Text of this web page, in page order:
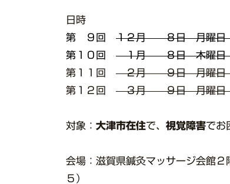
日時
第 ９回 １２月 ８日 月曜日
第１０回 １月 ８日 木曜日
第１１回 ２月 ９日 月曜日
第１２回 ３月 ９日 月曜日
対象： 大津市在住で、 視覚障害でお
会場：滋賀県鍼灸マッサージ会館
５）